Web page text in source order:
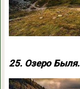
25. Озеро Быля.